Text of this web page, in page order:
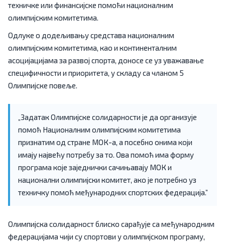
техничке или финансијске помоћи националним
олимпијским комитетима.
Одлуке о додељивању средстава националним
олимпијским комитетима, као и континенталним
асоцијацијама за развој спорта, доносе се уз уважавање
специфичности и приоритета, у складу са чланом 5
Олимпијске повеље.
„Задатак Олимпијске солидарности је да организује
помоћ Националним олимпијским комитетима
признатим од стране МОК-а, а посебно онима који
имају највећу потребу за то. Ова помоћ има форму
програма које заједнички сачињавају МОК и
национални олимпијски комитет, ако је потребно уз
техничку помоћ међународних спортских федерација.”
Олимпијска солидарност блиско сарађује са међународним
федерацијама чији су спортови у олимпијском програму,